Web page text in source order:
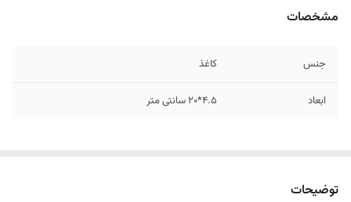
مشخصات
جنس کاغذ
ابعاد 4.5*20 سانتی متر
توضیحات